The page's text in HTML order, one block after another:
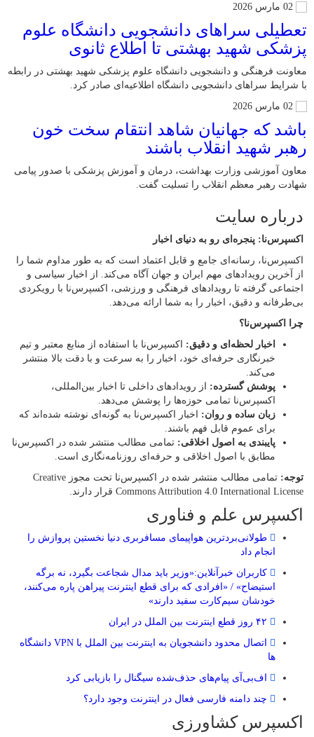
02 مارس 2026
تعطیلی سراهای دانشجویی دانشگاه علوم
پزشکی شهید بهشتی تا اطلاع ثانوی
معاونت فرهنگی و دانشجویی دانشگاه علوم پزشکی شهید بهشتی در رابطه
با شرایط سراهای دانشجویی دانشگاه اطلاعیه‌ای صادر کرد.
02 مارس 2026
باشد که جهانیان شاهد انتقام سخت خون
رهبر شهید انقلاب باشند
معاون آموزشی وزارت بهداشت، درمان و آموزش پزشکی با صدور پیامی
شهادت رهبر معظم انقلاب را تسلیت گفت.
درباره سایت
اکسپرس‌نا: پنجره‌ای رو به دنیای اخبار
اکسپرس‌نا، رسانه‌ای جامع و قابل اعتماد است که به طور مداوم شما را
از آخرین رویدادهای مهم ایران و جهان آگاه می‌کند. از اخبار سیاسی و
اجتماعی گرفته تا رویدادهای فرهنگی و ورزشی، اکسپرس‌نا با رویکردی
بی‌طرفانه و دقیق، اخبار را به شما ارائه می‌دهد.
چرا اکسپرس‌نا؟
اخبار لحظه‌ای و دقیق: اکسپرس‌نا با استفاده از منابع معتبر و تیم
خبرنگاری حرفه‌ای خود، اخبار را به سرعت و با دقت بالا منتشر
می‌کند.
پوشش گسترده: از رویدادهای داخلی تا اخبار بین‌المللی،
اکسپرس‌نا تمامی حوزه‌ها را پوشش می‌دهد.
زبان ساده و روان: اخبار اکسپرس‌نا به گونه‌ای نوشته شده‌اند که
برای عموم قابل فهم باشند.
پایبندی به اصول اخلاقی: تمامی مطالب منتشر شده در اکسپرس‌نا
مطابق با اصول اخلاقی و حرفه‌ای روزنامه‌نگاری است.
توجه:
تمامی مطالب منتشر شده در اکسپرس‌نا تحت مجوز Creative
Commons Attribution 4.0 International License قرار دارند.
اکسپرس علم و فناوری
طولانی‌بردترین هواپیمای مسافربری دنیا نخستین پروازش را
انجام داد
کاربران خبرآنلاین:«وزیر باید مدال شجاعت بگیرد، نه برگه
استیضاح» / «افرادی که برای قطع اینترنت پیراهن پاره می‌کنند،
خودشان سیم‌کارت سفید دارند»
اتصال محدود دانشجویان به اینترنت بین الملل با VPN دانشگاه
ها
اف‌بی‌آی پیام‌های حذف‌شده سیگنال را بازیابی کرد
چند دامنه فارسی فعال در اینترنت وجود دارد؟
اکسپرس کشاورزی